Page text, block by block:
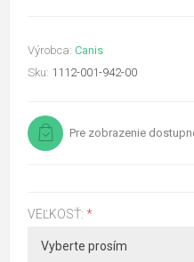
Výrobca: Canis
Sku: 1112-001-942-00
Pre zobrazenie
VEĽKOSŤ: *